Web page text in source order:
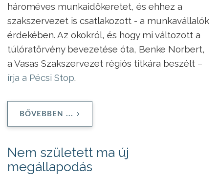
hároméves munkaidőkeretet, és ehhez a
szakszervezet is csatlakozott - a munkavállalók
érdekében. Az okokról, és hogy mi változott a
túlóratörvény bevezetése óta, Benke Norbert,
a Vasas Szakszervezet régiós titkára beszélt –
írja a Pécsi Stop.
BŐVEBBEN ...
Nem született ma új
megállapodás